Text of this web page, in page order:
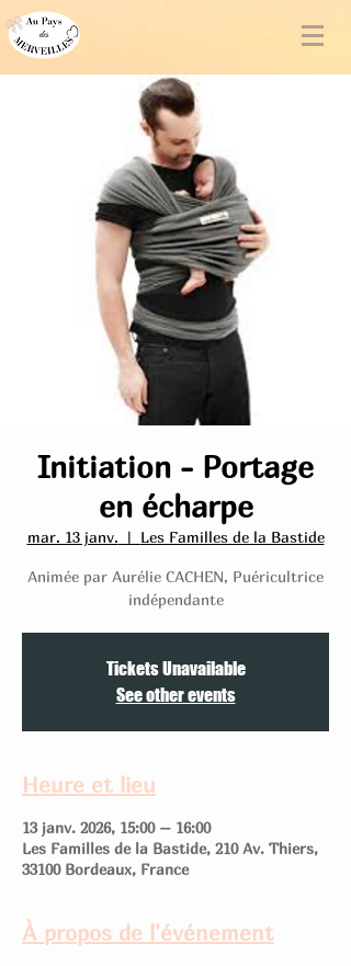
Initiation - Portage
en écharpe
mar. 13 janv.
  |
Les Familles de la Bastide
Animée par Aurélie CACHEN, Puéricultrice
indépendante
Tickets Unavailable
See other events
Heure et lieu
13 janv. 2026, 15:00 – 16:00
Les Familles de la Bastide, 210 Av. Thiers,
33100 Bordeaux, France
À propos de l'événement